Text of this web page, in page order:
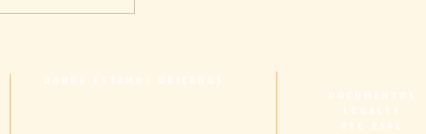
familiares de adultos mayores
DONDE ESTAMOS UBICADOS
DOCUMENTOS
LEGALES
RTE ESAL